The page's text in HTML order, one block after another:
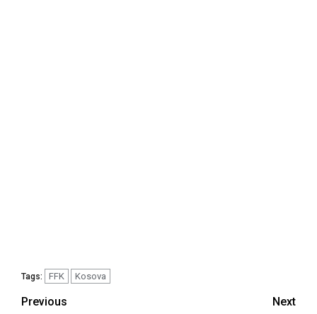
Tags: FFK Kosova
Post
Previous
Next